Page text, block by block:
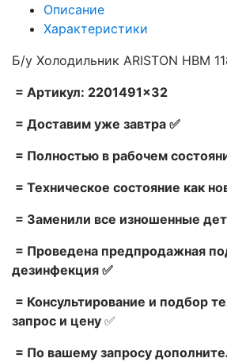
Описание
Характеристики
Б/у Холодильник ARISTON HBM
= Артикул: 2201491×32
= Доставим уже завтра ✅
= Полностью в рабочем
= Техническое состояние как
= Заменили все изношенные
= Проведена предпродажная
дезинфекция ✅
= Консультирование и подбор
запрос и цену ✅
= По вашему запросу